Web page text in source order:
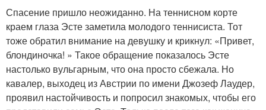
Спасение пришло неожиданно. На теннисном корте
краем глаза Эсте заметила молодого теннисиста. Тот
тоже обратил внимание на девушку и крикнул: «Привет,
блондиночка! » Такое обращение показалось Эсте
настолько вульгарным, что она просто сбежала. Но
кавалер, выходец из Австрии по имени Джозеф Лаудер,
проявил настойчивость и попросил знакомых, чтобы его